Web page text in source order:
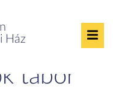
Házés
tábor